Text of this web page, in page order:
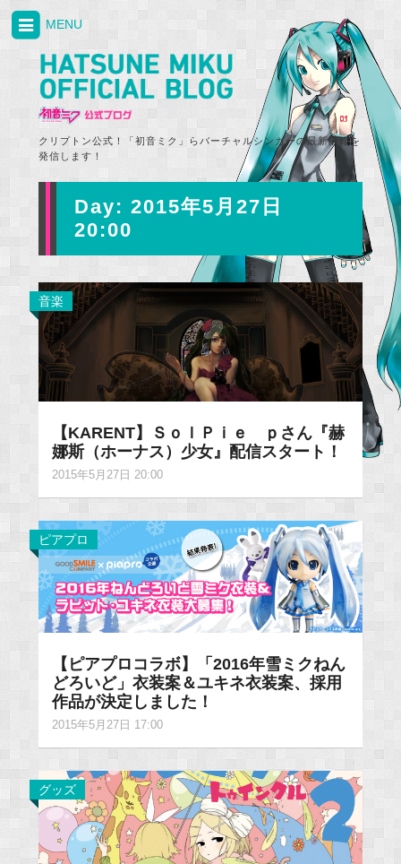
クリプトン公式！「初音ミク」らバーチャルシンガーの最新情報を
発信します！
MENU
Day: 2015年5月27日
20:00
音楽
【KARENT】ＳｏｌＰｉｅ ｐさん『赫
娜斯（ホーナス）少女』配信スタート！
2015年5月27日 20:00
ピアプロ
【ピアプロコラボ】「2016年雪ミクねん
どろいど」衣装案＆ユキネ衣装案、採用
作品が決定しました！
2015年5月27日 17:00
グッズ